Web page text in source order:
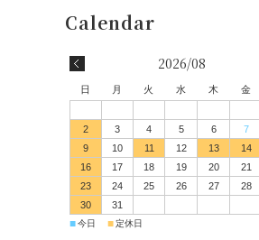
2026/08
日 月 火 水 木 金
2
3 4 5 6 7
9
10 11 12 13 14
16
17 18 19 20 21
23
24 25 26 27 28
30
31
■今日 ■定休日